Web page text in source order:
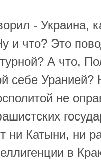
- Украина,
и что? Это
А что,
себе Уранией?
не
ни Катыни, ни
в